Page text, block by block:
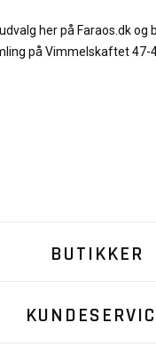
her på Faraos.dk og
på Vimmelskaftet 47-
BUTIKKER